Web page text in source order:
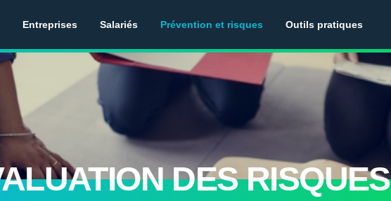
Entreprises Salariés Prévention et risques Outils pratiques
DES RISQUES